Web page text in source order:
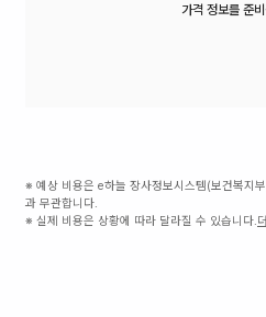
가격 정보를 준
※ 예상 비용은 e하늘 장사정보시스템(보건복지
과 무관합니다.
※ 실제 비용은 상황에 따라 달라질 수 있습니다.